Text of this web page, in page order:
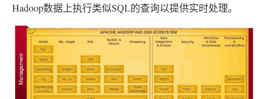
Hadoop数据上执行类似SQL的查询以提供实时处理。